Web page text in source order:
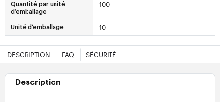
Quantité par unité
d’emballage
100
Unité d’emballage 10
DESCRIPTION FAQ SÉCURITÉ
Description